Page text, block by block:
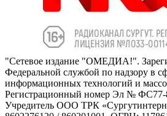
"Сетевое издание "ОМЕДИА!".
Федеральной службой по надзору в
информационных технологий и
Регистрационный номер Эл № ФС77-
Учредитель ООО ТРК